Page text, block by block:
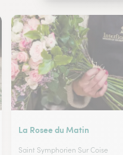
La Rosee du Matin
Saint Symphorien Sur Coise